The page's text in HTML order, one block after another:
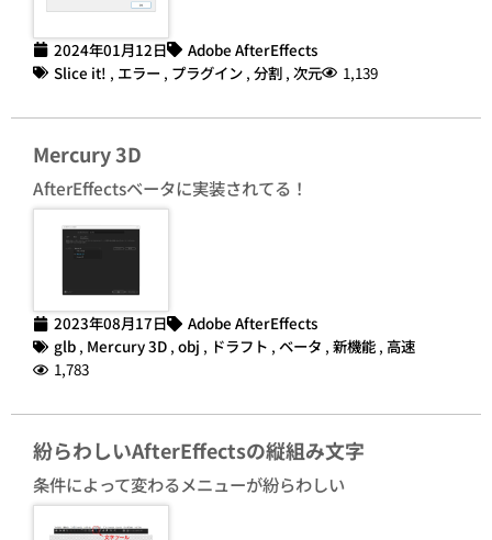
2024年01月12日
Adobe AfterEffects
Slice it! , エラー , プラグイン , 分割 , 次元 1,139
Mercury 3D
AfterEffectsベータに実装されてる！
2023年08月17日
Adobe AfterEffects
glb , Mercury 3D , obj , ドラフト , ベータ , 新機能 , 高速
1,783
紛らわしいAfterEffectsの縦組み文字
条件によって変わるメニューが紛らわしい